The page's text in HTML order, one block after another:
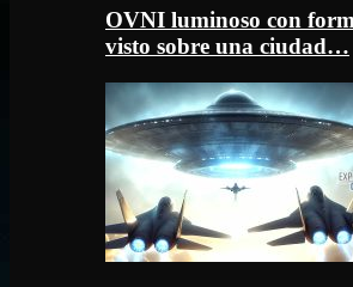
OVNI luminoso con
visto sobre una ciudad…